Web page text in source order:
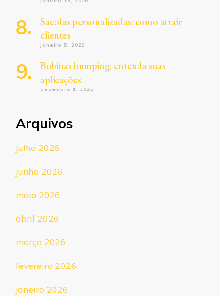
Sacolas personalizadas: como atrair
clientes
janeiro 5, 2026
Bobinas bumping: entenda suas
aplicações
dezembro 1, 2025
Arquivos
julho 2026
junho 2026
maio 2026
abril 2026
março 2026
fevereiro 2026
janeiro 2026